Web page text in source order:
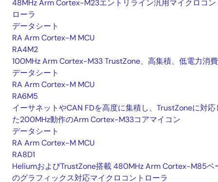
48MHz Arm Cortex-M23エントリライン汎用マイクロコン
ローラ
データシート
RA Arm Cortex-M MCU
RA4M2
100MHz Arm Cortex-M33 TrustZone、高集積、低電力消費
データシート
RA Arm Cortex-M MCU
RA6M5
イーサネットやCAN FDを高度に集積し、TrustZoneに対応
た200MHz動作のArm Cortex-M33コアマイコン
データシート
RA Arm Cortex-M MCU
RA8D1
HeliumおよびTrustZone搭載 480MHz Arm Cortex-M85ベ
のグラフィックス対応マイクロコントローラ